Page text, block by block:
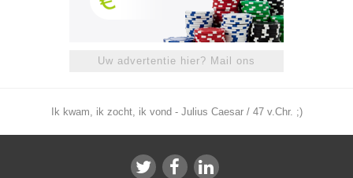
Uw advertentie hier? Mail ons
Ik kwam, ik zocht, ik vond - Julius Caesar / 47 v.Chr. ;)